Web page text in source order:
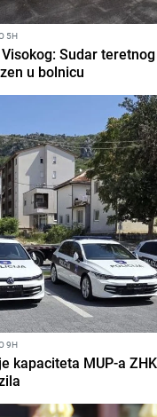
5H
Sudar
u bolnicu
9H
kapaciteta MUP-a